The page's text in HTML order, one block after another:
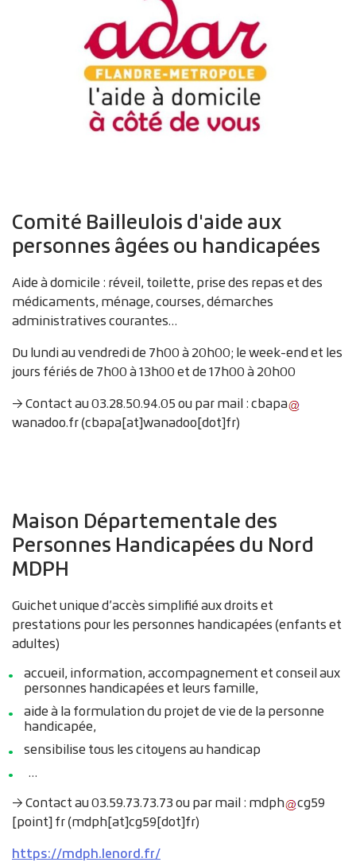
Comité Bailleulois d'aide aux
personnes âgées ou handicapées
Aide à domicile : réveil, toilette, prise des repas et des
médicaments, ménage, courses, démarches
administratives courantes…
Du lundi au vendredi de 7h00 à 20h00; le week-end et les
jours fériés de 7h00 à 13h00 et de 17h00 à 20h00
→ Contact au 03.28.50.94.05 ou par mail :cbapa
wanadoo.fr(cbapa[at]wanadoo[dot]fr)
Maison Départementale des
Personnes Handicapées du Nord
MDPH
Guichet unique d’accès simplifié aux droits et
prestations pour les personnes handicapées (enfants et
adultes)
accueil, information, accompagnement et conseil aux
personnes handicapées et leurs famille,
aide à la formulation du projet de vie de la personne
handicapée,
sensibilise tous les citoyens au handicap
…
→ Contact au 03.59.73.73.73 ou par mail :mdph cg59
[point]fr(mdph[at]cg59[dot]fr)
https://mdph.lenord.fr/